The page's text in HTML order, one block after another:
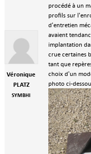
Véronique
PLATZ
SYMBHI
procédé à un
profils sur
d'entretien
avaient
implantation
crue certaines
tant que
choix d'un
photo ci-